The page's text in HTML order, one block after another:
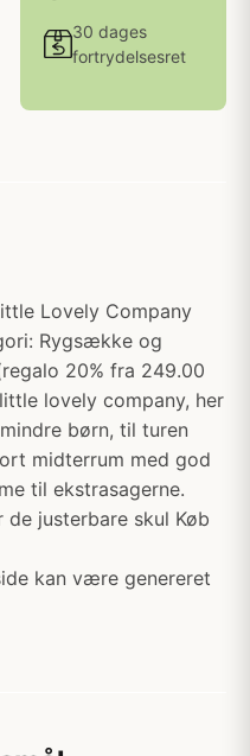
30 dages
fortrydelsesret
Lovely Company
Rygsække og
20% fra 249.00
lovely company, her
børn, til turen
midterrum med god
til ekstrasagerne.
justerbare skul Køb
kan være genereret